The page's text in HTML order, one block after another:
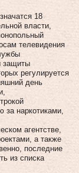
18
власти,
телевидения
защиты
регулируется
день
за наркотиками,
агентстве,
а также
последние
из списка